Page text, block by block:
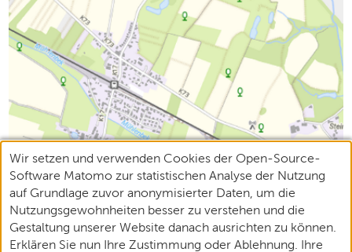
Wir setzen und verwenden Cookies der Open-Source-
Software Matomo zur statistischen Analyse der Nutzung
auf Grundlage zuvor anonymisierter Daten, um die
Nutzungsgewohnheiten besser zu verstehen und die
Gestaltung unserer Website danach ausrichten zu können.
Erklären Sie nun Ihre Zustimmung oder Ablehnung. Ihre